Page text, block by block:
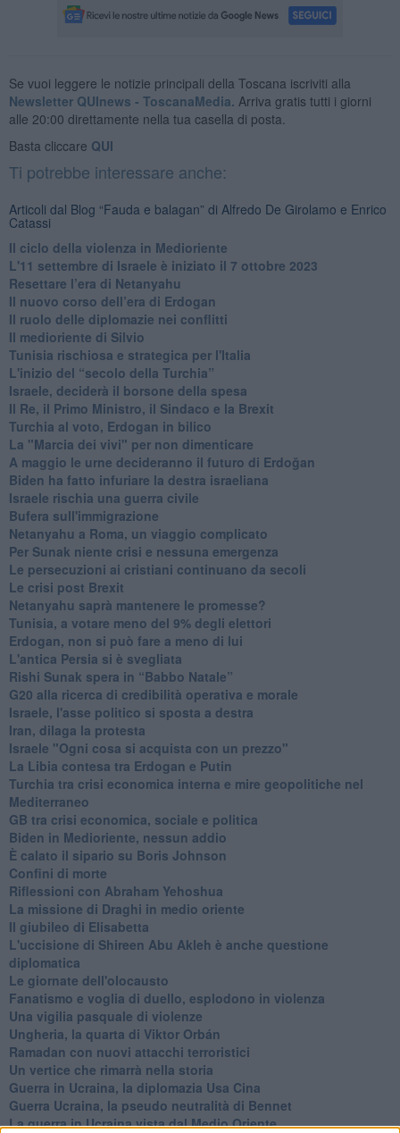
Se vuoi leggere le notizie principali della Toscana iscriviti alla
Newsletter QUInews - ToscanaMedia. Arriva gratis tutti i giorni
alle 20:00 direttamente nella tua casella di posta.
Basta cliccare QUI
Ti potrebbe interessare anche:
Articoli dal Blog “Fauda e balagan” di Alfredo De Girolamo e Enrico
Catassi
Il ciclo della violenza in Medioriente
L'11 settembre di Israele è iniziato il 7 ottobre 2023
Resettare l’era di Netanyahu
​Il nuovo corso dell’era di Erdogan
Il ruolo delle diplomazie nei conflitti
Il medioriente di Silvio
Tunisia rischiosa e strategica per l'Italia
L'inizio del “secolo della Turchia”
Israele, deciderà il borsone della spesa
Il Re, il Primo Ministro, il Sindaco e la Brexit
Turchia al voto, Erdogan in bilico
La "Marcia dei vivi" per non dimenticare
A maggio le urne decideranno il futuro di Erdoğan
Biden ha fatto infuriare la destra israeliana
Israele rischia una guerra civile
Bufera sull'immigrazione
Netanyahu a Roma, un viaggio complicato
Per Sunak niente crisi e nessuna emergenza
Le persecuzioni ai cristiani continuano da secoli
Le crisi post Brexit
Netanyahu saprà mantenere le promesse?
Tunisia, a votare meno del 9% degli elettori
Erdogan, non si può fare a meno di lui
L'antica Persia si è svegliata
Rishi Sunak spera in “Babbo Natale”
G20 alla ricerca di credibilità operativa e morale
Israele, l'asse politico si sposta a destra
Iran, dilaga la protesta
Israele "Ogni cosa si acquista con un prezzo"
La Libia contesa tra Erdogan e Putin
Turchia tra crisi economica interna e mire geopolitiche nel
Mediterraneo
GB tra crisi economica, sociale e politica
Biden in Medioriente, nessun addio
È calato il sipario su Boris Johnson
Confini di morte
Riflessioni con Abraham Yehoshua
La missione di Draghi in medio oriente
Il giubileo di Elisabetta
L'uccisione di Shireen Abu Akleh è anche questione
diplomatica
Le giornate dell'olocausto
Fanatismo e voglia di duello, esplodono in violenza
Una vigilia pasquale di violenze
Ungheria, la quarta di Viktor Orbán
Ramadan con nuovi attacchi terroristici
Un vertice che rimarrà nella storia
Guerra in Ucraina, la diplomazia Usa Cina
Guerra Ucraina, la pseudo neutralità di Bennet
La guerra in Ucraina vista dal Medio Oriente